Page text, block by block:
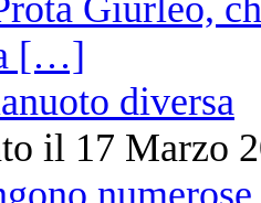
diversa
il 17 Marzo